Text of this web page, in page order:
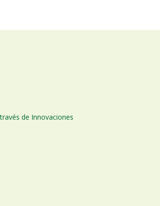
de Innovaciones